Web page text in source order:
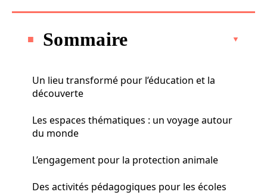
Sommaire
Un lieu transformé pour l’éducation et la
découverte
Les espaces thématiques : un voyage autour
du monde
L’engagement pour la protection animale
Des activités pédagogiques pour les écoles